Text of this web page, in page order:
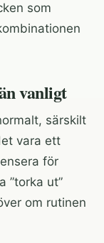
som
vanligt
särskilt
vara ett
för
”torka ut”
om rutinen